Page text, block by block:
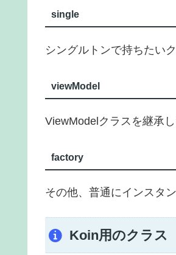
single
シングルトンで持ちたい
viewModel
ViewModelクラスを継承
factory
その他、普通にインスタ
Koin用のクラス